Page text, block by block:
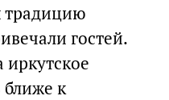
традицию
гостей.
ближе к